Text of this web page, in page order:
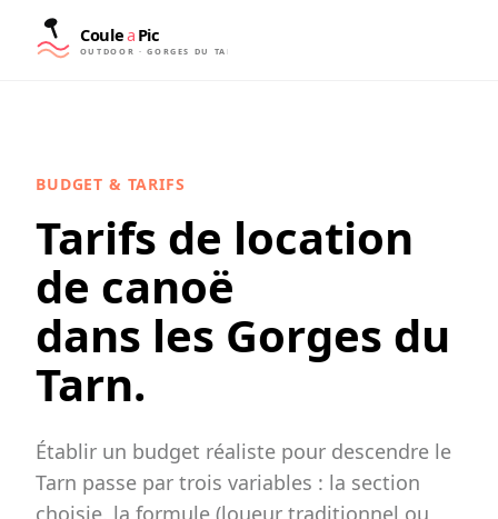
BUDGET & TARIFS
Tarifs de location
de canoë
dans les Gorges du
Tarn.
Établir un budget réaliste pour descendre le
Tarn passe par trois variables : la section
choisie, la formule (loueur traditionnel ou